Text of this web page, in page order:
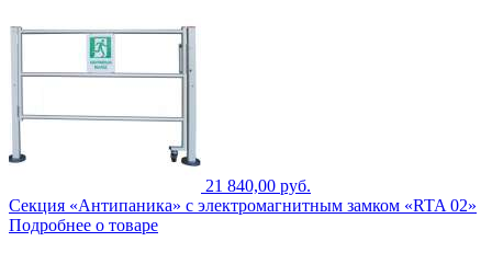
21 840,00 руб.
Секция «Антипаника» с электромагнитным замком «RTA 02»
Подробнее о товаре